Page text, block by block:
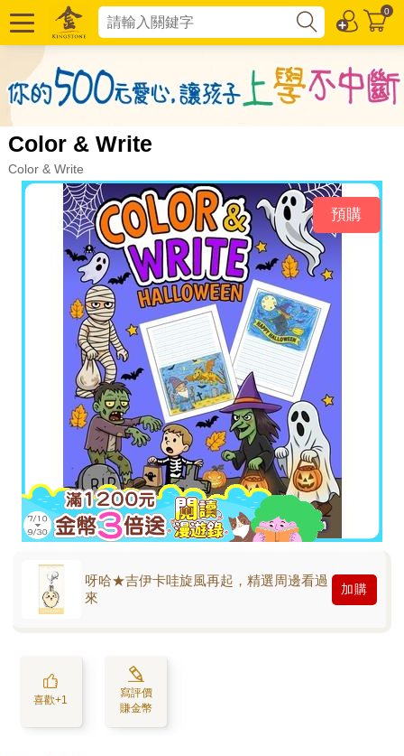
0
Color & Write
Color & Write
預購
呀哈★吉伊卡哇旋風再起，精選周邊看過
來
加購
喜歡+1
寫評價
賺金幣